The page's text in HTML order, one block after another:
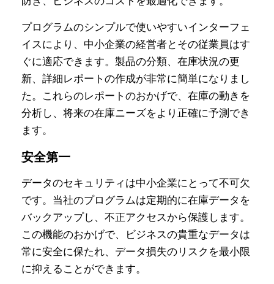
プログラムのシンプルで使いやすいインターフェ
イスにより、中小企業の経営者とその従業員はす
ぐに適応できます。製品の分類、在庫状況の更
新、詳細レポートの作成が非常に簡単になりまし
た。これらのレポートのおかげで、在庫の動きを
分析し、将来の在庫ニーズをより正確に予測でき
ます。
安全第一
データのセキュリティは中小企業にとって不可欠
です。当社のプログラムは定期的に在庫データを
バックアップし、不正アクセスから保護します。
この機能のおかげで、ビジネスの貴重なデータは
常に安全に保たれ、データ損失のリスクを最小限
に抑えることができます。